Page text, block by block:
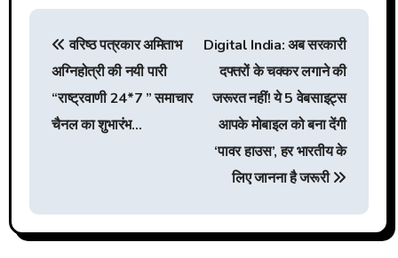
n
वरिष्ठ पत्रकार अमिताभ
अग्निहोत्री की नयी पारी
“राष्ट्रवाणी 24*7 ” समाचार
चैनल का शुभारंभ…
Digital India: अब सरकारी
दफ्तरों के चक्कर लगाने की
जरूरत नहीं! ये 5 वेबसाइट्स
आपके मोबाइल को बना देंगी
‘पावर हाउस’, हर भारतीय के
लिए जानना है जरूरी